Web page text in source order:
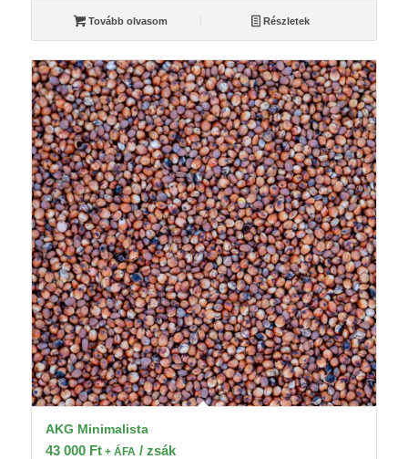
Tovább olvasom Részletek
AKG Minimalista
43 000 Ft+ ÁFA / zsák